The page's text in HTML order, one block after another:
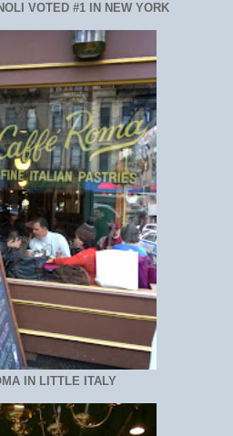
VOTED #1 IN NEW YORK
IN LITTLE ITALY